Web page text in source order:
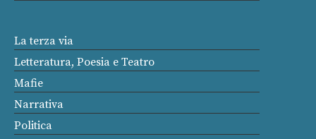
La terza via
Letteratura, Poesia e Teatro
Mafie
Narrativa
Politica